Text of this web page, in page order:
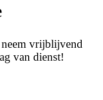
vrijblijvend
van dienst!